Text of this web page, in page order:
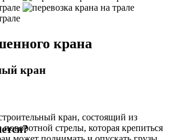
крана
кран
кран, состоящий из
стрелы, которая крепиться